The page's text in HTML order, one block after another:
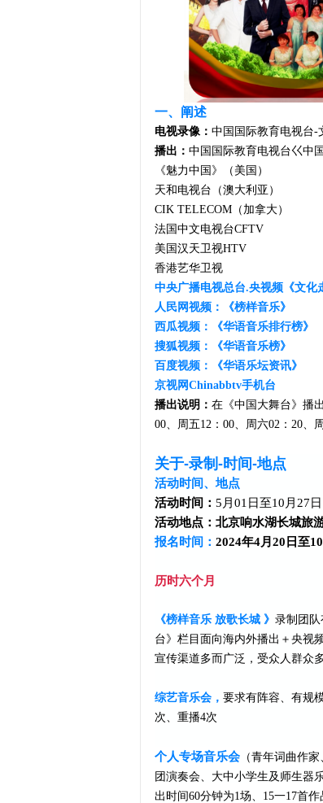
一、阐述
电视录像： 中国国际教育电视台-
播出： 中国国际教育电视台巜中
《魅力中国》（美国）
天和电视台（澳大利亚）
CIK TELECOM（加拿大）
法国中文电视台CFTV
美国汉天卫视HTV
香港艺华卫视
中央广播电视总台.央视频《文化
人民网视频：《榜样音乐》
西瓜视频：《华语音乐排行榜》
搜狐视频：《华语音乐榜》
百度视频：《华语乐坛资讯》
京视网Chinabbtv手机台
播出说明 ： 在《中国大舞台》播
00、周五12：00、周六02：20、
关于-录制-时间-地点
活动时间、地点
活动时间： 5月01日至10月27日
活动地点：北京响水湖长城旅
报名时间： 2024年4月20日至
历时六个月
《榜样音乐 放歌长城 》 录制团队
台》栏目面向海内外播出＋央视
宣传渠道多而广泛，受众人群众
综艺音乐会， 要求有阵容、有规
次、重播4次
个人专场音乐会 （青年词曲作
团演奏会、大中小学生及师生器
出时间60分钟为1场、15一17首作